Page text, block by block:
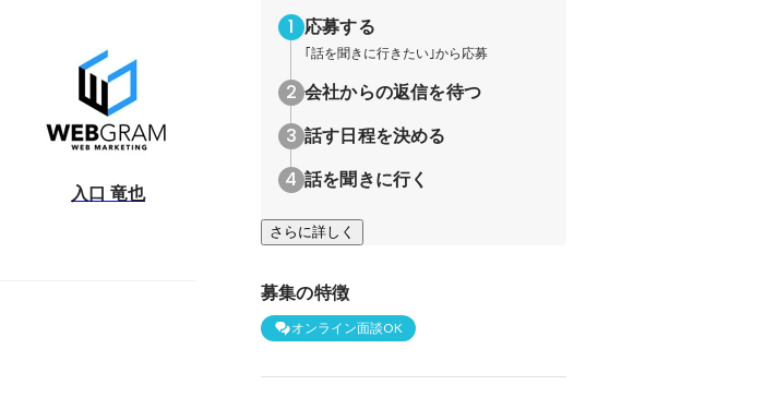
入口 竜也
応募する
｢話を聞きに行きたい｣から応募
会社からの返信を待つ
話す日程を決める
話を聞きに行く
さらに詳しく
募集の特徴
オンライン面談OK